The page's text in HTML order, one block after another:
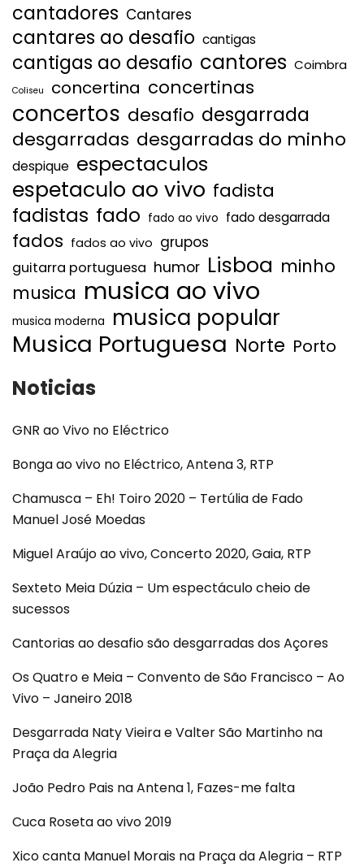
cantadores Cantares
cantares ao desafio cantigas
cantigas ao desafio cantores Coimbra
Coliseu concertina concertinas
concertos desafio desgarrada
desgarradas desgarradas do minho
despique espectaculos
espetaculo ao vivo fadista
fadistas fado fado ao vivo fado desgarrada
fados fados ao vivo grupos
guitarra portuguesa humor Lisboa minho
musica musica ao vivo
musica moderna musica popular
Musica Portuguesa Norte Porto
Noticias
GNR ao Vivo no Eléctrico
Bonga ao vivo no Eléctrico, Antena 3, RTP
Chamusca – Eh! Toiro 2020 – Tertúlia de Fado
Manuel José Moedas
Miguel Araújo ao vivo, Concerto 2020, Gaia, RTP
Sexteto Meia Dúzia – Um espectáculo cheio de
sucessos
Cantorias ao desafio são desgarradas dos Açores
Os Quatro e Meia – Convento de São Francisco – Ao
Vivo – Janeiro 2018
Desgarrada Naty Vieira e Valter São Martinho na
Praça da Alegria
João Pedro Pais na Antena 1, Fazes-me falta
Cuca Roseta ao vivo 2019
Xico canta Manuel Morais na Praça da Alegria – RTP